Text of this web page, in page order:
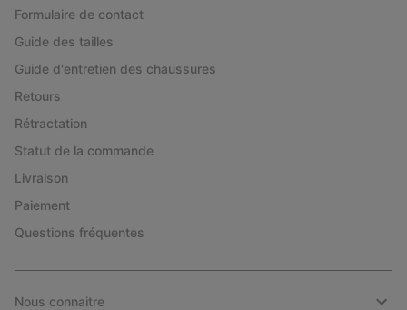
Formulaire de contact
Guide des tailles
Guide d'entretien des chaussures
Retours
Rétractation
Statut de la commande
Livraison
Paiement
Questions fréquentes
Nous connaitre